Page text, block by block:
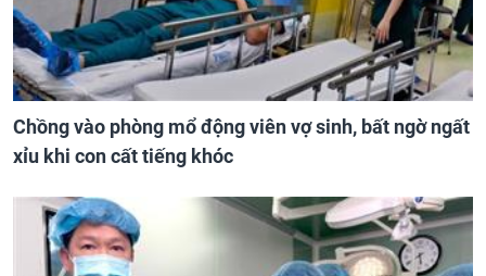
Chồng vào phòng mổ động viên vợ sinh, bất ngờ ngất
xỉu khi con cất tiếng khóc